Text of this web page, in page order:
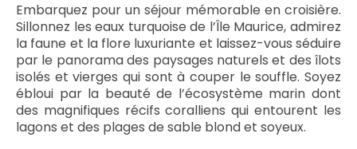
Embarquez pour un séjour mémorable en croisière.
Sillonnez les eaux turquoise de l’Île Maurice, admirez
la faune et la flore luxuriante et laissez-vous séduire
par le panorama des paysages naturels et des îlots
isolés et vierges qui sont à couper le souffle. Soyez
ébloui par la beauté de l’écosystème marin dont
des magnifiques récifs coralliens qui entourent les
lagons et des plages de sable blond et soyeux.